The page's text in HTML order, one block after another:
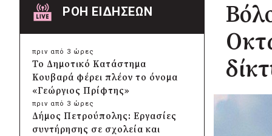
ΡΟΗ ΕΙΔΗΣΕΩΝ
πριν από 3 ώρες
Το Δημοτικό Κατάστημα
Κουβαρά φέρει πλέον το όνομα
«Γεώργιος Πρίφτης»
πριν από 3 ώρες
Δήμος Πετρούπολης: Εργασίες
συντήρησης σε σχολεία και